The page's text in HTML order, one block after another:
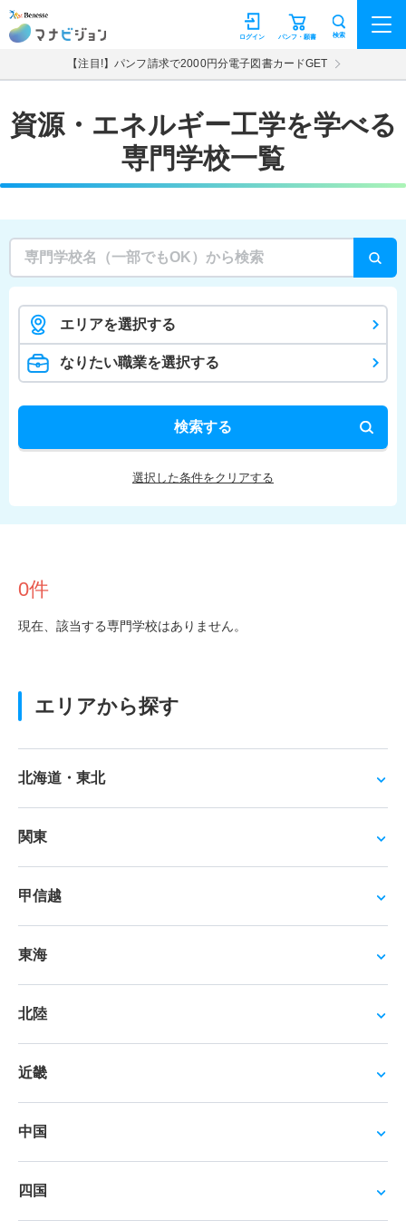
マナビジョン パンフ・願書
ログイン 検索
【注目!】パンフ請求で2000円分電子図書カードGET
資源・エネルギー工学を学べる
専門学校一覧
エリアを選択する
なりたい職業を選択する
検索する
選択した条件をクリアする
0件
現在、該当する専門学校はありません。
エリアから探す
北海道・東北
関東
甲信越
東海
北陸
近畿
中国
四国